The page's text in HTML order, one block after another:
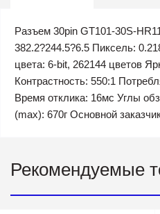
Разъем 30pin GT101-30S-
382.2?244.5?6.5 Пиксель:
цвета: 6-bit, 262144 цветов
Контрастность: 550:1
Время отклика: 16мс Углы
(max): 670г Основной
Рекомендуемые